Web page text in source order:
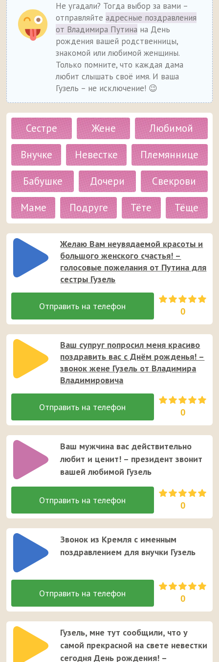
Не угадали? Тогда выбор за вами –
отправляйтеадресные поздравления
от Владимира Путина на День
рождения вашей родственницы,
знакомой или любимой женщины.
Только помните, что каждая дама
любит слышать своё имя. И ваша
Гузель – не исключение! 😉
Сестре Жене
Любимой
Внучке
Невестке
Племяннице
Бабушке
Дочери
Свекрови
Маме
Подруге Тёте Тёще
Желаю Вам неувядаемой красоты и
большого женского счастья! –
голосовые пожелания от Путина для
сестры Гузель
0
Ваш супруг попросил меня красиво
поздравить вас с Днём рожденья! –
звонок жене Гузель от Владимира
Владимировича
0
Ваш мужчина вас действительно
любит и ценит! – президент звонит
вашей любимой Гузель
0
Звонок из Кремля с именным
поздравлением для внучки Гузель
0
Гузель, мне тут сообщили, что у
самой прекрасной на свете невестки
сегодня День рождения! –